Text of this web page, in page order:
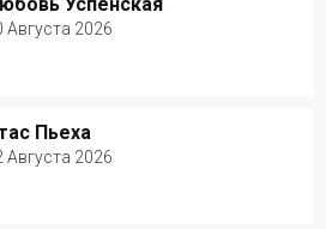
Августа 2026
Успенская
Пьеха
Августа 2026
Пьеха